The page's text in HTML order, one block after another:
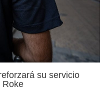
su servicio
Roke